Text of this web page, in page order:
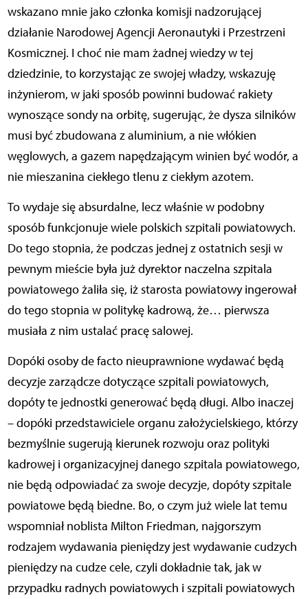
wskazano mnie jako członka komisji nadzorującej
działanie Narodowej Agencji Aeronautyki i Przestrzeni
Kosmicznej. I choć nie mam żadnej wiedzy w tej
dziedzinie, to korzystając ze swojej władzy, wskazuję
inżynierom, w jaki sposób powinni budować rakiety
wynoszące sondy na orbitę, sugerując, że dysza silników
musi być zbudowana z aluminium, a nie włókien
węglowych, a gazem napędzającym winien być wodór, a
nie mieszanina ciekłego tlenu z ciekłym azotem.
To wydaje się absurdalne, lecz właśnie w podobny
sposób funkcjonuje wiele polskich szpitali powiatowych.
Do tego stopnia, że podczas jednej z ostatnich sesji w
pewnym mieście była już dyrektor naczelna szpitala
powiatowego żaliła się, iż starosta powiatowy ingerował
do tego stopnia w politykę kadrową, że… pierwsza
musiała z nim ustalać pracę salowej.
Dopóki osoby de facto nieuprawnione wydawać będą
decyzje zarządcze dotyczące szpitali powiatowych,
dopóty te jednostki generować będą długi. Albo inaczej
– dopóki przedstawiciele organu założycielskiego, którzy
bezmyślnie sugerują kierunek rozwoju oraz polityki
kadrowej i organizacyjnej danego szpitala powiatowego,
nie będą odpowiadać za swoje decyzje, dopóty szpitale
powiatowe będą biedne. Bo, o czym już wiele lat temu
wspomniał noblista Milton Friedman, najgorszym
rodzajem wydawania pieniędzy jest wydawanie cudzych
pieniędzy na cudze cele, czyli dokładnie tak, jak w
przypadku radnych powiatowych i szpitali powiatowych